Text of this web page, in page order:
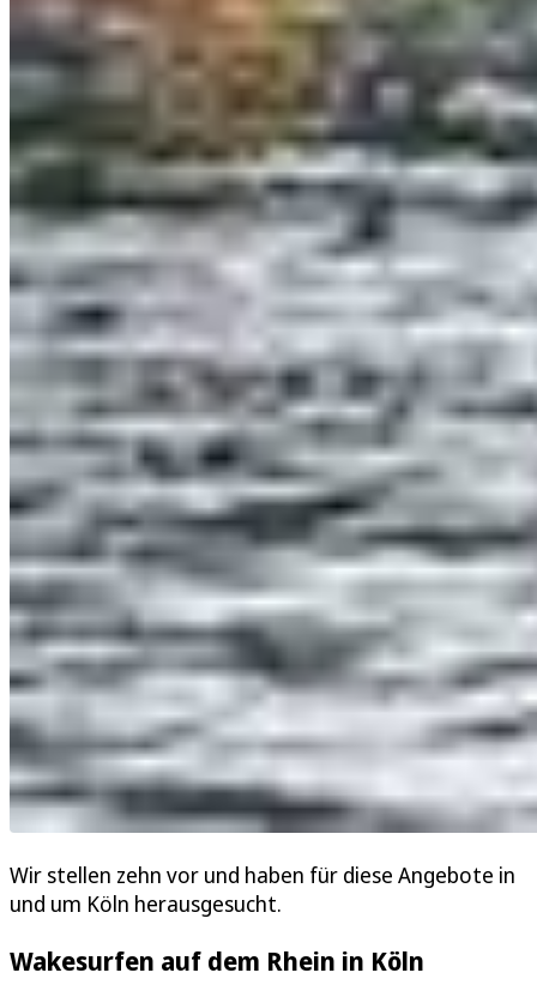
Wir stellen zehn vor und haben für diese Angebote in
und um Köln herausgesucht.
Wakesurfen auf dem Rhein in Köln